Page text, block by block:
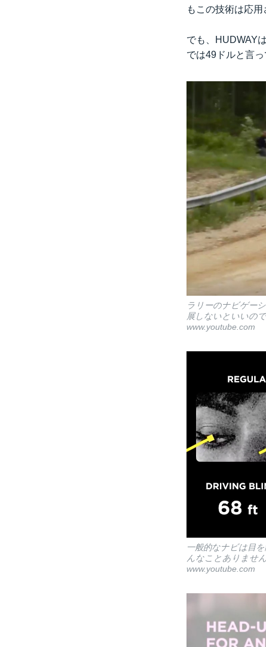
もこの技術は応
でも、HUDWAY
では49ドルと言
ラリーのナビゲー
展しないといいの
www.youtube.com
一般的なナビは目
んなことありませ
www.youtube.com